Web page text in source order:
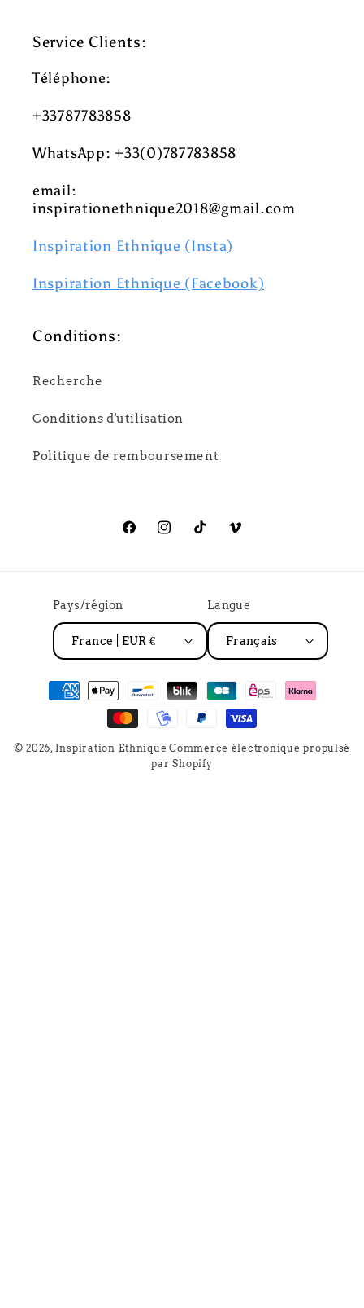
Service Clients:
Téléphone:
+33787783858
WhatsApp: +33(0)787783858
email:
inspirationethnique2018@gmail.com
Inspiration Ethnique (Insta)
Inspiration Ethnique (Facebook)
Conditions:
Recherche
Conditions d'utilisation
Politique de remboursement
FacebookInstagramTikTokVimeo
Pays/région
France | EUR €
Langue
Français
Moyens
© 2026, Inspiration Ethnique Commerce électronique propulsé
par Shopify